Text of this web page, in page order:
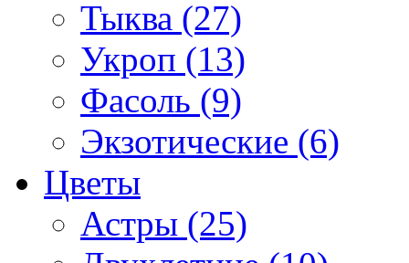
Тыква (27)
Укроп (13)
Фасоль (9)
Экзотические (6)
Цветы
Астры (25)